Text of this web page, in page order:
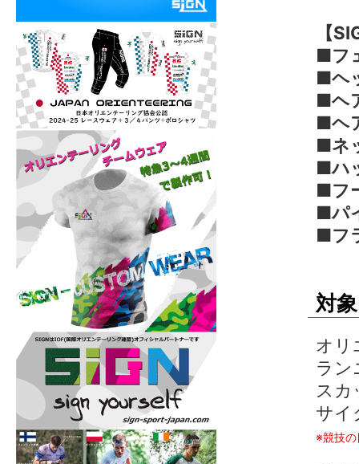
【
■フ
■ヘ
■ヘ
■ヘ
■ネ
■ハ
■フ
■パ
■フ
対
オリ
ラン
スカ
サイ
※競技の